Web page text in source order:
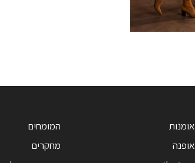
אומנות
אופנה
המומחים
מחקרים